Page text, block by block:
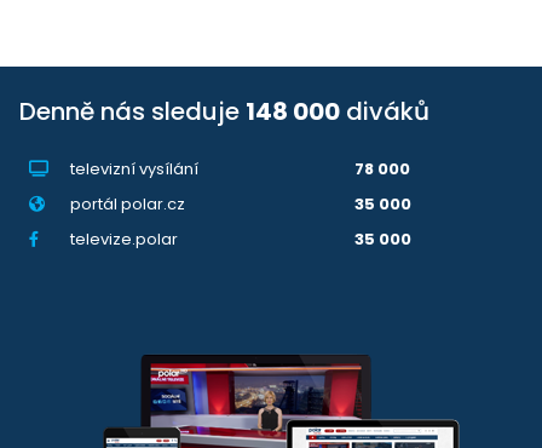
Denně nás sleduje 148 000 diváků
televizní vysílání
78 000
portál polar.cz
35 000
televize.polar
35 000